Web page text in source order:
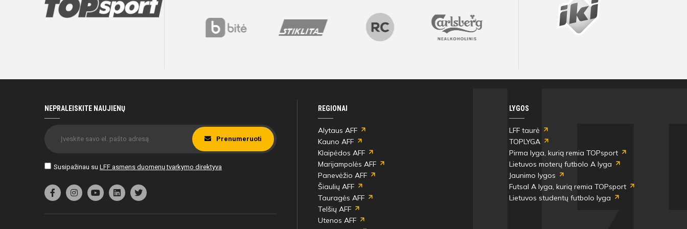
NEPRALEISKITE NAUJIENŲ
Susipažinau su LFF asmens duomenų tvarkymo direktyva
Prenumeruoti
REGIONAI
Alytaus AFF
Kauno AFF
Klaipėdos AFF
Marijampolės AFF
Panevėžio AFF
Šiaulių AFF
Tauragės AFF
Telšių AFF
Utenos AFF
LYGOS
LFF taurė
TOPLYGA
Pirma lyga, kurią remia TOPsport
Lietuvos moterų futbolo A lyga
Jaunimo lygos
Futsal A lyga, kurią remia TOPsport
Lietuvos studentų futbolo lyga